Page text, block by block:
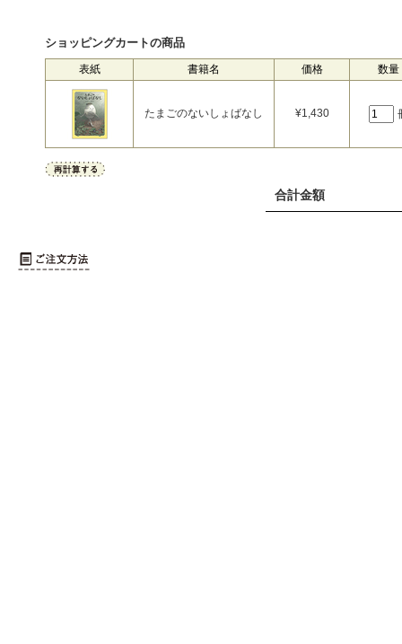
ショッピングカートの商品
表紙 書籍名 価格 数量
たまごのないしょばなし ¥1,430
合計金額